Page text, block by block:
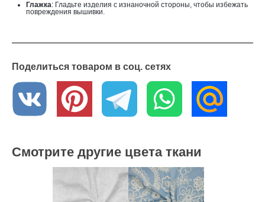
Глажка: Гладьте изделия с изнаночной стороны, чтобы избежать
повреждения вышивки.
Поделиться товаром в соц. сетях
Смотрите другие цвета ткани